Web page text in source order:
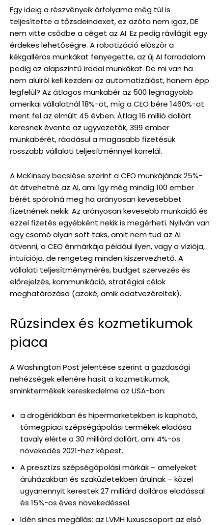
Egy ideig a részvényeik árfolyama még túl is
teljesítette a tőzsdeindexet, ez azóta nem igaz, DE
nem vitte csődbe a céget az AI. Ez pedig rávilágít egy
érdekes lehetőségre. A robotizáció először a
kékgalléros munkákat fenyegette, az új AI forradalom
pedig az alapszintű irodai munkákat. De mi van ha
nem alulról kell kezdeni az automatizálást, hanem épp
legfelül? Az átlagos munkabér az 500 legnagyobb
amerikai vállalatnál 18%-ot, míg a CEO bére 1460%-ot
ment fel az elmúlt 45 évben. Átlag 16 millió dollárt
keresnek évente az ügyvezetők, 399 ember
munkabérét, ráadásul a magasabb fizetésük
rosszabb vállalati teljesítménnyel korrelál.
A McKinsey becslése szerint a CEO munkájának 25%-
át átvehetné az AI, ami így még mindig 100 ember
bérét spórolná meg ha arányosan kevesebbet
fizetnének nekik. Az arányosan kevesebb munkaidő és
ezzel fizetés egyébként nekik is megérheti. Nyilván van
egy csomó olyan soft taks, amit nem tud az AI
átvenni, a CEO énmárkája például ilyen, vagy a víziója,
intuíciója, de rengeteg minden kiszervezhető. A
vállalati teljesítménymérés, budget szervezés és
előrejelzés, kommunikáció, stratégiai célok
meghatározása (azoké, amik adatvezéreltek).
Rúzsindex és kozmetikumok
piaca
A Washington Post jelentése szerint a gazdasági
nehézségek ellenére hasít a kozmetikumok,
sminktermékek kereskedelme az USA-ban:
a drogériákban és hipermarketekben is kapható,
tömegpiaci szépségápolási termékek eladása
tavaly elérte a 30 milliárd dollárt, ami 4%-os
növekedés 2021-hez képest.
A presztízs szépségápolási márkák – amelyeket
áruházakban és szaküzletekben árulnak – közel
ugyanennyit kerestek 27 milliárd dolláros eladással
és 15%-os éves növekedéssel.
Idén sincs megállás: az LVMH luxuscsoport az első